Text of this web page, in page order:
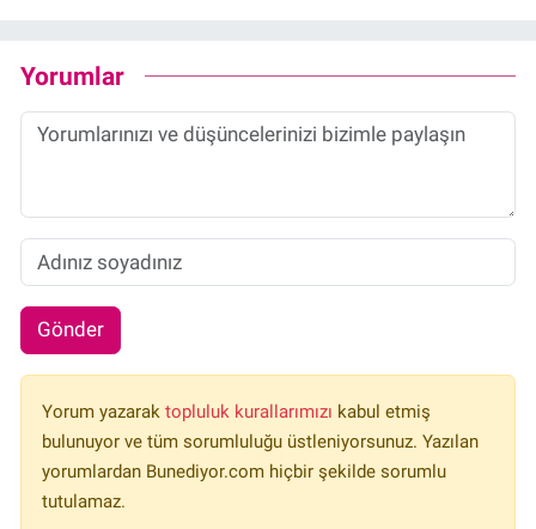
Yorumlar
Gönder
Yorum yazarak topluluk kurallarımızı kabul etmiş
bulunuyor ve tüm sorumluluğu üstleniyorsunuz. Yazılan
yorumlardan Bunediyor.com hiçbir şekilde sorumlu
tutulamaz.